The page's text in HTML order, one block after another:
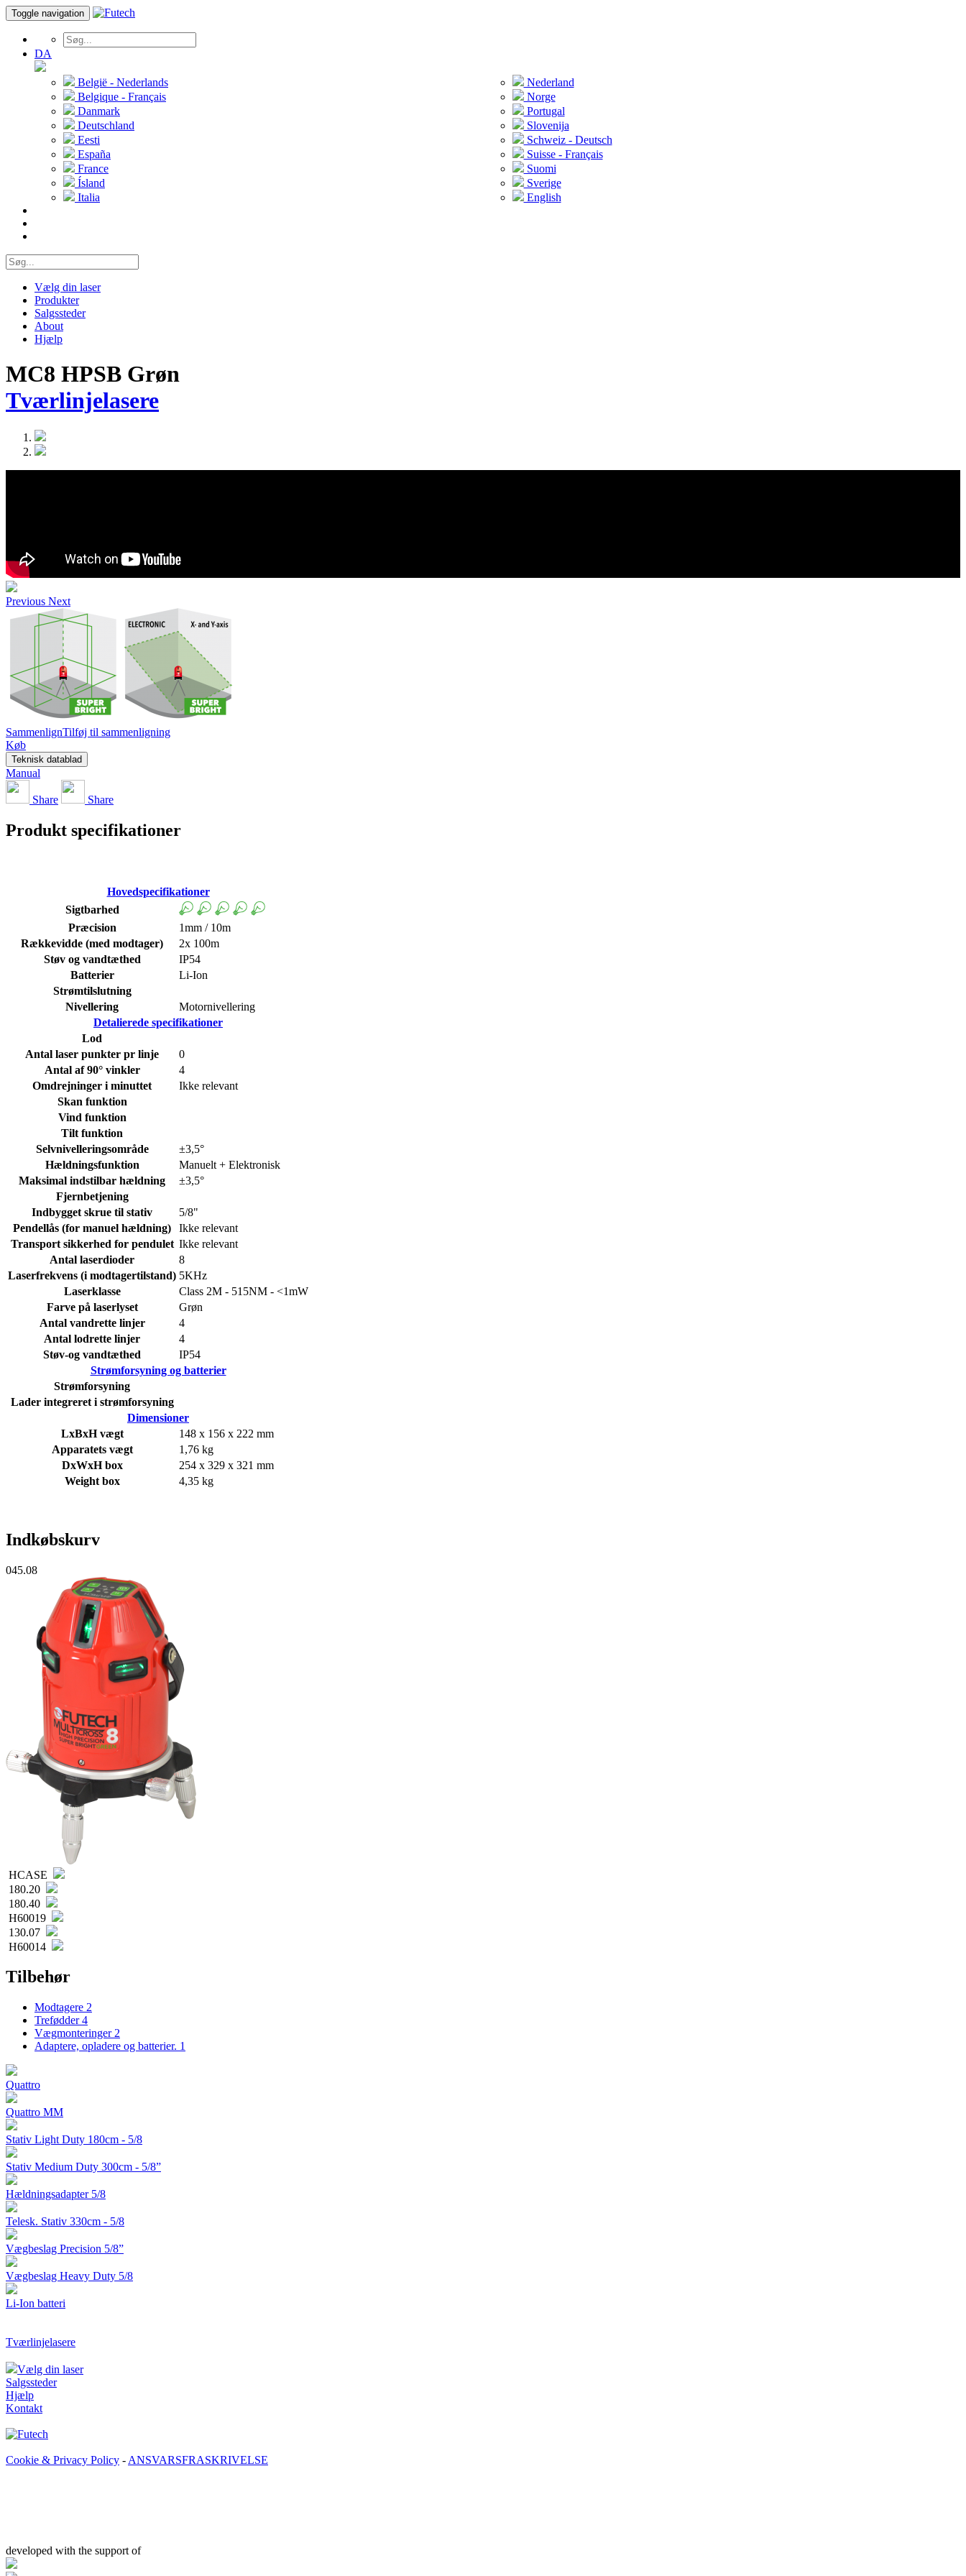
Toggle navigation
DA
België - Nederlands
Belgique - Français
Danmark
Deutschland
Eesti
España
France
Ísland
Italia
Nederland
Norge
Portugal
Slovenija
Schweiz - Deutsch
Suisse - Français
Suomi
Sverige
English
Vælg din laser
Produkter
Salgssteder
About
Hjælp
MC8 HPSB Grøn
Tværlinjelasere
Previous Next
SammenlignTilføj til sammenligning
Køb
Teknisk datablad
Manual
Share Share
Produkt specifikationer
Hovedspecifikationer
Sigtbarhed
Præcision
1mm / 10m
Rækkevidde (med modtager)
2x 100m
Støv og vandtæthed
IP54
Batterier
Li-Ion
Strømtilslutning
Nivellering
Motornivellering
Detalierede specifikationer
Lod
Antal laser punkter pr linje
0
Antal af 90° vinkler
4
Omdrejninger i minuttet
Ikke relevant
Skan funktion
Vind funktion
Tilt funktion
Selvnivelleringsområde
±3,5°
Hældningsfunktion
Manuelt + Elektronisk
Maksimal indstilbar hældning
±3,5°
Fjernbetjening
Indbygget skrue til stativ
5/8"
Pendellås (for manuel hældning)
Ikke relevant
Transport sikkerhed for pendulet Ikke relevant
Antal laserdioder
8
Laserfrekvens (i modtagertilstand) 5KHz
Laserklasse
Class 2M - 515NM - <1mW
Farve på laserlyset
Grøn
Antal vandrette linjer
4
Antal lodrette linjer
4
Støv-og vandtæthed
IP54
Strømforsyning og batterier
Strømforsyning
Lader integreret i strømforsyning
Dimensioner
LxBxH vægt
148 x 156 x 222 mm
Apparatets vægt
1,76 kg
DxWxH box
254 x 329 x 321 mm
Weight box
4,35 kg
Indkøbskurv
045.08
HCASE
180.20
180.40
H60019
130.07
H60014
Tilbehør
Modtagere 2
Trefødder4
Vægmonteringer 2
Adaptere, opladere og batterier. 1
Quattro
Quattro MM
Stativ Light Duty 180cm - 5/8
Stativ Medium Duty 300cm - 5/8”
Hældningsadapter 5/8
Telesk. Stativ 330cm - 5/8
Vægbeslag Precision 5/8”
Vægbeslag Heavy Duty 5/8
Li-Ion batteri
Tværlinjelasere
Vælg din laser
Salgssteder
Hjælp
Kontakt
Cookie & Privacy Policy - ANSVARSFRASKRIVELSE
developed with the support of